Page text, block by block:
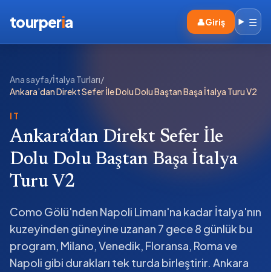
tourperia 👤Giriş ☰
Ana sayfa/İtalya Turları/
Ankara’dan Direkt Sefer İle Dolu Dolu Baştan Başa İtalya Turu V2
IT
Ankara’dan Direkt Sefer İle
Dolu Dolu Baştan Başa İtalya
Turu V2
Como Gölü'nden Napoli Limanı'na kadar İtalya'nın
kuzeyinden güneyine uzanan 7 gece 8 günlük bu
program, Milano, Venedik, Floransa, Roma ve
Napoli gibi durakları tek turda birleştirir. Ankara